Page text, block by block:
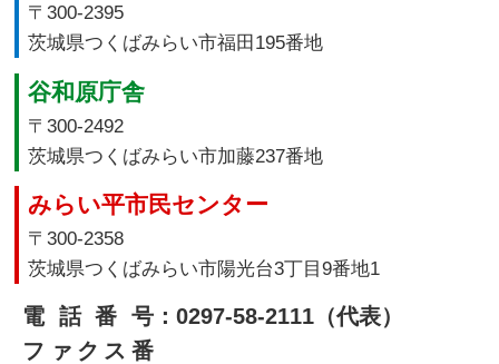
〒300-2395
茨城県つくばみらい市福田195番地
谷和原庁舎
〒300-2492
茨城県つくばみらい市加藤237番地
みらい平市民センター
〒300-2358
茨城県つくばみらい市陽光台3丁目9番地1
電話番号：0297-58-2111（代表）
ファクス番